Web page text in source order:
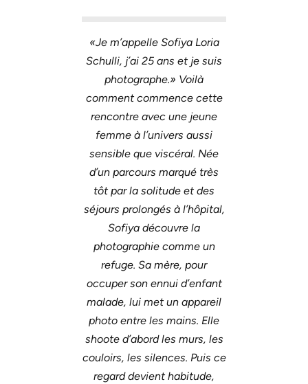
«Je m’appelle Sofiya Loria
Schulli, j’ai 25 ans et je suis
photographe.» Voilà
comment commence cette
rencontre avec une jeune
femme à l’univers aussi
sensible que viscéral. Née
d’un parcours marqué très
tôt par la solitude et des
séjours prolongés à l’hôpital,
Sofiya découvre la
photographie comme un
refuge. Sa mère, pour
occuper son ennui d’enfant
malade, lui met un appareil
photo entre les mains. Elle
shoote d’abord les murs, les
couloirs, les silences. Puis ce
regard devient habitude,